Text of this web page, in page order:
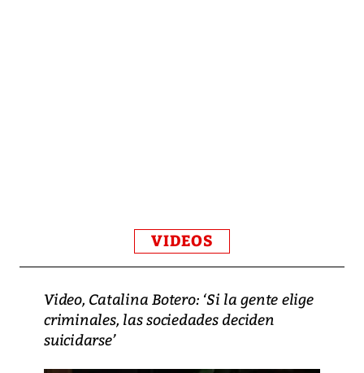
VIDEOS
Video, Catalina Botero: ‘Si la gente elige
criminales, las sociedades deciden
suicidarse’